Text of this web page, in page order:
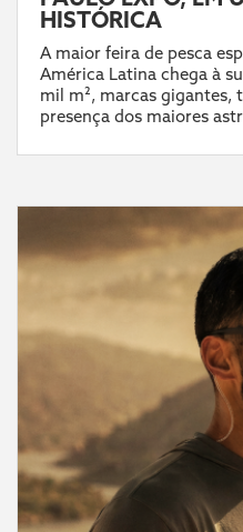
HISTÓRICA
A maior feira de pesca
América Latina chega à
mil m², marcas gigantes,
presença dos maiores